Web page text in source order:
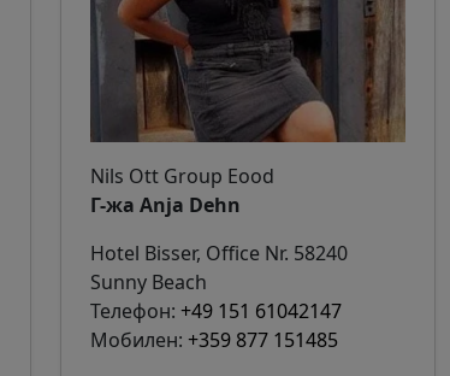
Nils Ott Group Eood
Г-жа Anja Dehn
Hotel Bisser, Office Nr. 58240
Sunny Beach
Телефон: +49 151 61042147
Мобилен: +359 877 151485